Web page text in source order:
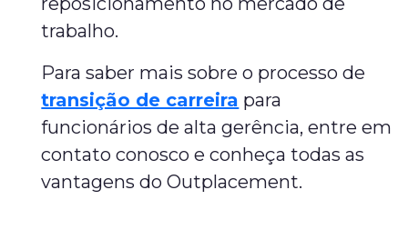
trabalho.
Para saber mais sobre o processo de
transição de carreira para
funcionários de alta gerência, entre em
contato conosco e conheça todas as
vantagens do Outplacement.